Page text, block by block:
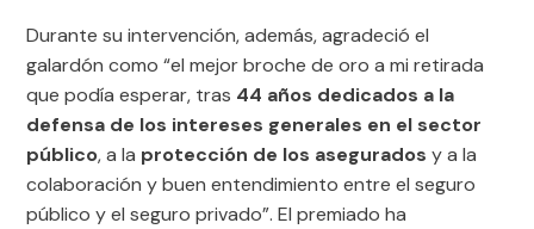
Durante su intervención, además, agradeció el
galardón como “el mejor broche de oro a mi retirada
que podía esperar, tras 44 años dedicados a la
defensa de los intereses generales en el sector
público, a la protección de los asegurados y a la
colaboración y buen entendimiento entre el seguro
público y el seguro privado”. El premiado ha